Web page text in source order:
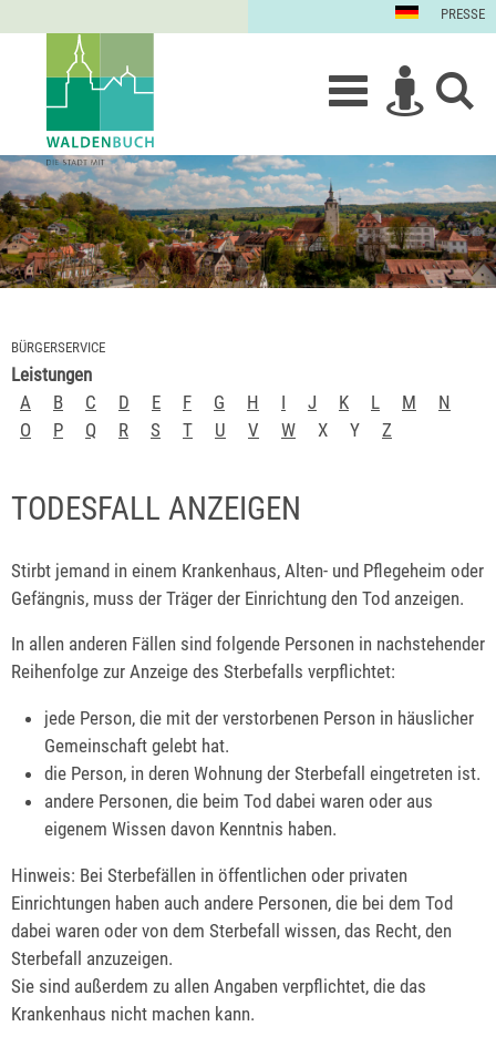
PRESSE
BÜRGERSERVICE
Leistungen
A
B C D E F G H I J K L M
N
O
P Q R S T U V W X Y Z
TODESFALL ANZEIGEN
Stirbt jemand in einem Krankenhaus, Alten- und Pflegeheim oder
Gefängnis, muss der Träger der Einrichtung den Tod anzeigen.
In allen anderen Fällen sind folgende Personen in nachstehender
Reihenfolge zur Anzeige des Sterbefalls verpflichtet:
jede Person, die mit der verstorbenen Person in häuslicher
Gemeinschaft gelebt hat.
die Person, in deren Wohnung der Sterbefall eingetreten ist.
andere Personen, die beim Tod dabei waren oder aus
eigenem Wissen davon Kenntnis haben.
Hinweis: Bei Sterbefällen in öffentlichen oder privaten
Einrichtungen haben auch andere Personen, die bei dem Tod
dabei waren oder von dem Sterbefall wissen, das Recht, den
Sterbefall anzuzeigen.
Sie sind außerdem zu allen Angaben verpflichtet, die das
Krankenhaus nicht machen kann.